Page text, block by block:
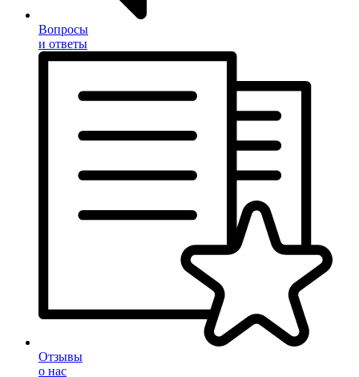
Вопросы
и ответы
Отзывы
о нас